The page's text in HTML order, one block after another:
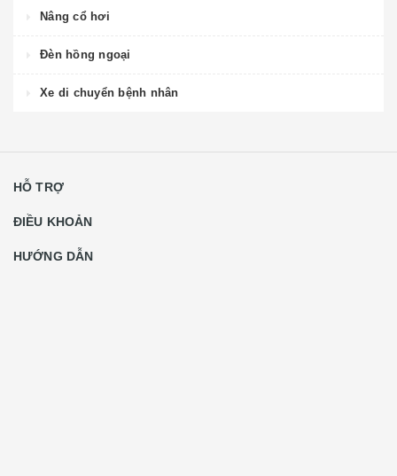
Nâng cổ hơi
Đèn hồng ngoại
Xe di chuyển bệnh nhân
HỖ TRỢ
ĐIỀU KHOẢN
HƯỚNG DẪN